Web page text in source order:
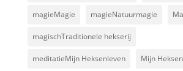
magieMagie magieNatuurmagie
magischTraditionele hekserij
meditatieMijn Heksenleven Mijn